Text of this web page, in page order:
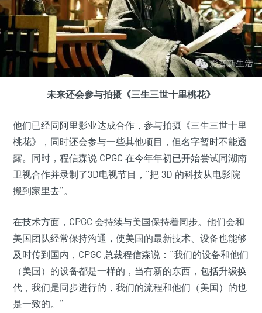
未来还会参与拍摄《三生三世十里桃花》
他们已经同阿里影业达成合作，参与拍摄《三生三世十里
桃花》，同时还会参与一些其他项目，但名字暂时不能透
露。同时，程信森说 CPGC 在今年年初已开始尝试同湖南
卫视合作并录制了3D电视节目，“把 3D 的科技从电影院
搬到家里去”。
在技术方面，CPGC 会持续与美国保持着同步。他们会和
美国团队经常保持沟通，使美国的最新技术、设备也能够
及时传到国内，CPGC 总裁程信森说：“我们的设备和他们
（美国）的设备都是一样的，当有新的东西，包括升级换
代，我们是同步进行的，我们的流程和他们（美国）的也
是一致的。”